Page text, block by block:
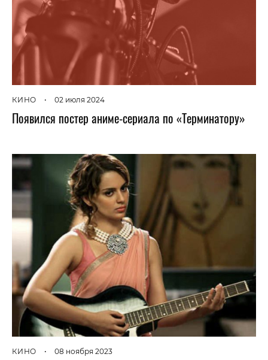
КИНО • 02 июля 2024
Появился постер аниме-сериала по «Терминатору»
КИНО • 08 ноября 2023